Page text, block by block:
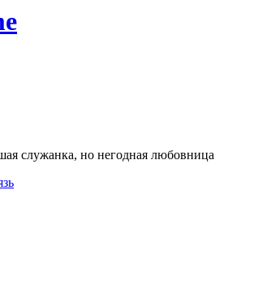
служанка, но негодная любовница